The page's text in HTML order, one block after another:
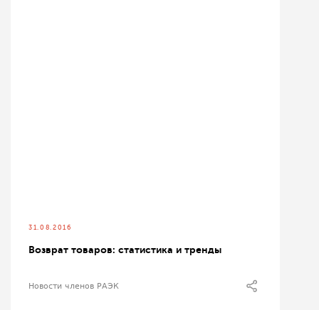
31.08.2016
Возврат товаров: статистика и тренды
Новости членов РАЭК